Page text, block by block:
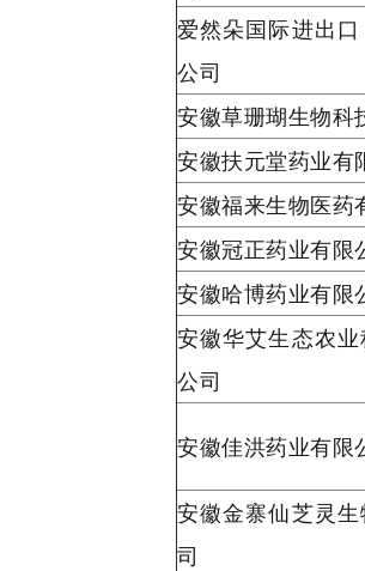
爱然朵国际进出
公司
安徽草珊瑚生物科
安徽扶元堂药业有
安徽福来生物医药
安徽冠正药业有限
安徽哈博药业有限
安徽华艾生态农
公司
安徽佳洪药业有限
安徽金寨仙芝灵
司